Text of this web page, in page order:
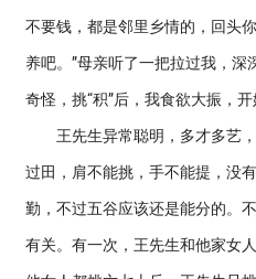
不要钱，都是邻里乡情的，回头
养吧。”母亲听了一把拉过我，
奇怪，挑“积”后，我食欲大振，
王先生异常聪明，多才多艺
过田，肩不能挑，手不能提，没
勤，不过五谷应该还是能分的。
有关。有一次，王先生和他家女